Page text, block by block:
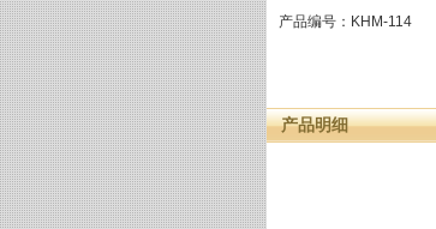
产品编号：KHM-114
产品明细